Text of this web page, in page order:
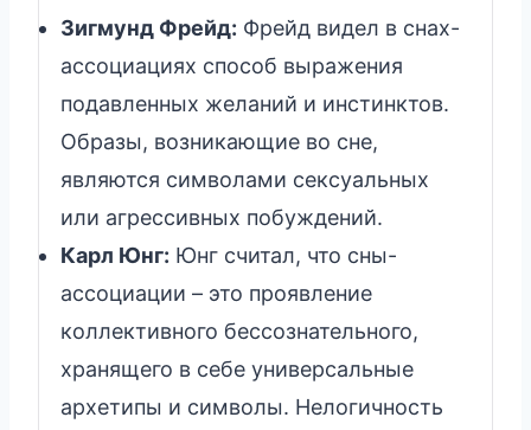
Зигмунд Фрейд: Фрейд видел в снах-
ассоциациях способ выражения
подавленных желаний и инстинктов.
Образы, возникающие во сне,
являются символами сексуальных
или агрессивных побуждений.
Карл Юнг: Юнг считал, что сны-
ассоциации – это проявление
коллективного бессознательного,
хранящего в себе универсальные
архетипы и символы. Нелогичность